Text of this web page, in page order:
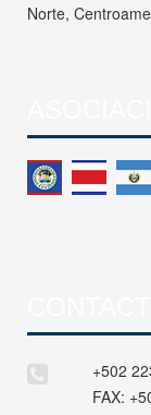
Norte,
+502
FAX: